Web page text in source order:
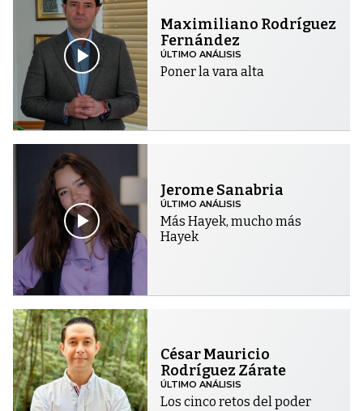
Maximiliano Rodríguez
Fernández
ÚLTIMO ANÁLISIS
Poner la vara alta
Jerome Sanabria
ÚLTIMO ANÁLISIS
Más Hayek, mucho más
Hayek
César Mauricio
Rodríguez Zárate
ÚLTIMO ANÁLISIS
Los cinco retos del poder